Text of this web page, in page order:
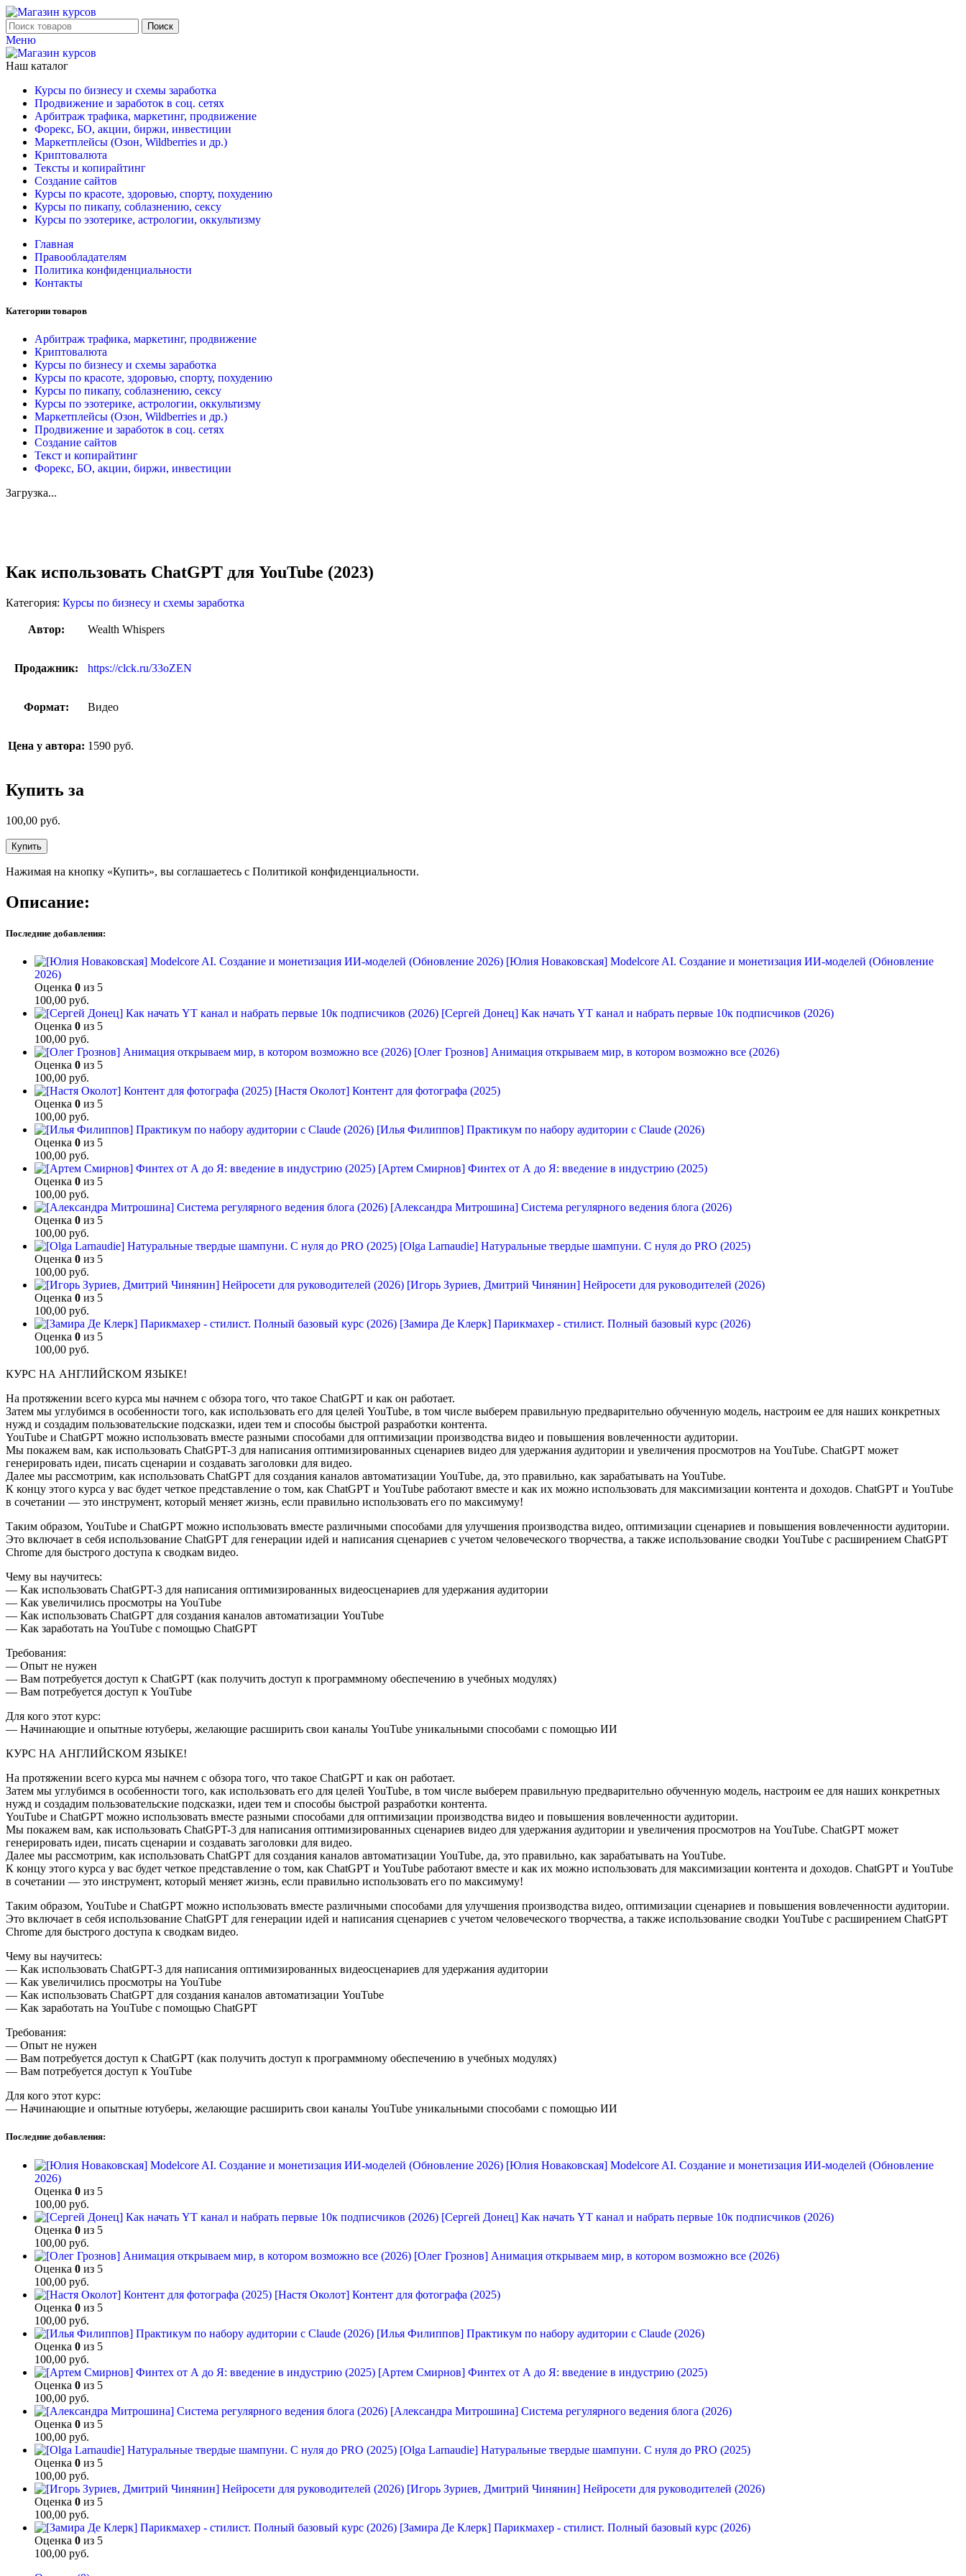
Поиск
Меню
Наш каталог
Курсы по бизнесу и схемы заработка
Продвижение и заработок в соц. сетях
Арбитраж трафика, маркетинг, продвижение
Форекс, БО, акции, биржи, инвестиции
Маркетплейсы (Озон, Wildberries и др.)
Криптовалюта
Тексты и копирайтинг
Создание сайтов
Курсы по красоте, здоровью, спорту, похудению
Курсы по пикапу, соблазнению, сексу
Курсы по эзотерике, астрологии, оккультизму
Главная
Правообладателям
Политика конфиденциальности
Контакты
Категории товаров
Арбитраж трафика, маркетинг, продвижение
Криптовалюта
Курсы по бизнесу и схемы заработка
Курсы по красоте, здоровью, спорту, похудению
Курсы по пикапу, соблазнению, сексу
Курсы по эзотерике, астрологии, оккультизму
Маркетплейсы (Озон, Wildberries и др.)
Продвижение и заработок в соц. сетях
Создание сайтов
Текст и копирайтинг
Форекс, БО, акции, биржи, инвестиции
Загрузка...
Как использовать ChatGPT для YouTube (2023)
Категория: Курсы по бизнесу и схемы заработка
Автор: Wealth Whispers
Продажник: https://clck.ru/33oZEN
Формат: Видео
Цена у автора: 1590 руб.
Купить за
100,00 руб.
Купить
Нажимая на кнопку «Купить», вы соглашаетесь с Политикой конфиденциальности.
Описание:
Последние добавления:
[Юлия Новаковская] Modelcore AI. Создание и монетизация ИИ-моделей (Обновление
2026)
Оценка 0 из 5
100,00 руб.
[Сергей Донец] Как начать YT канал и набрать первые 10к подписчиков (2026)
Оценка 0 из 5
100,00 руб.
[Олег Грознов] Анимация открываем мир, в котором возможно все (2026)
Оценка 0 из 5
100,00 руб.
[Настя Околот] Контент для фотографа (2025)
Оценка 0 из 5
100,00 руб.
[Илья Филиппов] Практикум по набору аудитории с Claude (2026)
Оценка 0 из 5
100,00 руб.
[Артем Смирнов] Финтех от А до Я: введение в индустрию (2025)
Оценка 0 из 5
100,00 руб.
[Александра Митрошина] Система регулярного ведения блога (2026)
Оценка 0 из 5
100,00 руб.
[Olga Larnaudie] Натуральные твердые шампуни. С нуля до PRO (2025)
Оценка 0 из 5
100,00 руб.
[Игорь Зуриев, Дмитрий Чинянин] Нейросети для руководителей (2026)
Оценка 0 из 5
100,00 руб.
[Замира Де Клерк] Парикмахер - стилист. Полный базовый курс (2026)
Оценка 0 из 5
100,00 руб.
КУРС НА АНГЛИЙСКОМ ЯЗЫКЕ!
На протяжении всего курса мы начнем с обзора того, что такое ChatGPT и как он работает.
Затем мы углубимся в особенности того, как использовать его для целей YouTube, в том числе выберем правильную предварительно обученную модель, настроим ее для наших конкретных
нужд и создадим пользовательские подсказки, идеи тем и способы быстрой разработки контента.
YouTube и ChatGPT можно использовать вместе разными способами для оптимизации производства видео и повышения вовлеченности аудитории.
Мы покажем вам, как использовать ChatGPT-3 для написания оптимизированных сценариев видео для удержания аудитории и увеличения просмотров на YouTube. ChatGPT может
генерировать идеи, писать сценарии и создавать заголовки для видео.
Далее мы рассмотрим, как использовать ChatGPT для создания каналов автоматизации YouTube, да, это правильно, как зарабатывать на YouTube.
К концу этого курса у вас будет четкое представление о том, как ChatGPT и YouTube работают вместе и как их можно использовать для максимизации контента и доходов. ChatGPT и YouTube
в сочетании — это инструмент, который меняет жизнь, если правильно использовать его по максимуму!
Таким образом, YouTube и ChatGPT можно использовать вместе различными способами для улучшения производства видео, оптимизации сценариев и повышения вовлеченности аудитории.
Это включает в себя использование ChatGPT для генерации идей и написания сценариев с учетом человеческого творчества, а также использование сводки YouTube с расширением ChatGPT
Chrome для быстрого доступа к сводкам видео.
Чему вы научитесь:
— Как использовать ChatGPT-3 для написания оптимизированных видеосценариев для удержания аудитории
— Как увеличились просмотры на YouTube
— Как использовать ChatGPT для создания каналов автоматизации YouTube
— Как заработать на YouTube с помощью ChatGPT
Требования:
— Опыт не нужен
— Вам потребуется доступ к ChatGPT (как получить доступ к программному обеспечению в учебных модулях)
— Вам потребуется доступ к YouTube
Для кого этот курс:
— Начинающие и опытные ютуберы, желающие расширить свои каналы YouTube уникальными способами с помощью ИИ
КУРС НА АНГЛИЙСКОМ ЯЗЫКЕ!
На протяжении всего курса мы начнем с обзора того, что такое ChatGPT и как он работает.
Затем мы углубимся в особенности того, как использовать его для целей YouTube, в том числе выберем правильную предварительно обученную модель, настроим ее для наших конкретных
нужд и создадим пользовательские подсказки, идеи тем и способы быстрой разработки контента.
YouTube и ChatGPT можно использовать вместе разными способами для оптимизации производства видео и повышения вовлеченности аудитории.
Мы покажем вам, как использовать ChatGPT-3 для написания оптимизированных сценариев видео для удержания аудитории и увеличения просмотров на YouTube. ChatGPT может
генерировать идеи, писать сценарии и создавать заголовки для видео.
Далее мы рассмотрим, как использовать ChatGPT для создания каналов автоматизации YouTube, да, это правильно, как зарабатывать на YouTube.
К концу этого курса у вас будет четкое представление о том, как ChatGPT и YouTube работают вместе и как их можно использовать для максимизации контента и доходов. ChatGPT и YouTube
в сочетании — это инструмент, который меняет жизнь, если правильно использовать его по максимуму!
Таким образом, YouTube и ChatGPT можно использовать вместе различными способами для улучшения производства видео, оптимизации сценариев и повышения вовлеченности аудитории.
Это включает в себя использование ChatGPT для генерации идей и написания сценариев с учетом человеческого творчества, а также использование сводки YouTube с расширением ChatGPT
Chrome для быстрого доступа к сводкам видео.
Чему вы научитесь:
— Как использовать ChatGPT-3 для написания оптимизированных видеосценариев для удержания аудитории
— Как увеличились просмотры на YouTube
— Как использовать ChatGPT для создания каналов автоматизации YouTube
— Как заработать на YouTube с помощью ChatGPT
Требования:
— Опыт не нужен
— Вам потребуется доступ к ChatGPT (как получить доступ к программному обеспечению в учебных модулях)
— Вам потребуется доступ к YouTube
Для кого этот курс:
— Начинающие и опытные ютуберы, желающие расширить свои каналы YouTube уникальными способами с помощью ИИ
Последние добавления:
[Юлия Новаковская] Modelcore AI. Создание и монетизация ИИ-моделей (Обновление
2026)
Оценка 0 из 5
100,00 руб.
[Сергей Донец] Как начать YT канал и набрать первые 10к подписчиков (2026)
Оценка 0 из 5
100,00 руб.
[Олег Грознов] Анимация открываем мир, в котором возможно все (2026)
Оценка 0 из 5
100,00 руб.
[Настя Околот] Контент для фотографа (2025)
Оценка 0 из 5
100,00 руб.
[Илья Филиппов] Практикум по набору аудитории с Claude (2026)
Оценка 0 из 5
100,00 руб.
[Артем Смирнов] Финтех от А до Я: введение в индустрию (2025)
Оценка 0 из 5
100,00 руб.
[Александра Митрошина] Система регулярного ведения блога (2026)
Оценка 0 из 5
100,00 руб.
[Olga Larnaudie] Натуральные твердые шампуни. С нуля до PRO (2025)
Оценка 0 из 5
100,00 руб.
[Игорь Зуриев, Дмитрий Чинянин] Нейросети для руководителей (2026)
Оценка 0 из 5
100,00 руб.
[Замира Де Клерк] Парикмахер - стилист. Полный базовый курс (2026)
Оценка 0 из 5
100,00 руб.